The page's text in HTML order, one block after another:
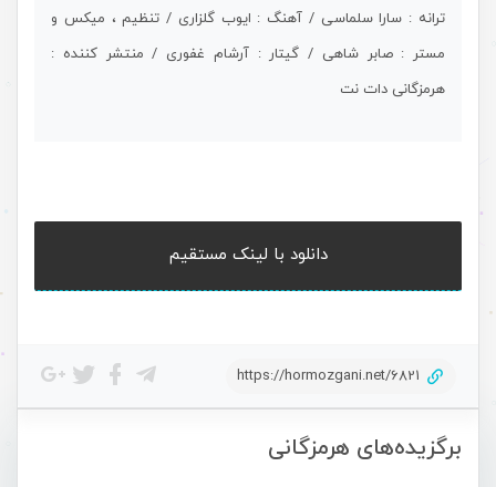
برگزیده‌های هرمزگانی
ترانه : سارا سلماسی / آهنگ : ایوب گلزاری / تنظیم ، میکس و
مستر : صابر شاهی / گیتار : آرشام غفوری / منتشر کننده :
هرمزگانی دات نت
دانلود با لینک مستقیم
https://hormozgani.net/6821